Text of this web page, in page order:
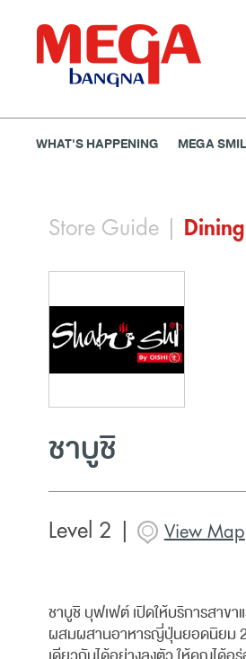
WHAT'S HAPPENING MEGA
ธนาคาร ร้านอาหาร เอ็
Store Guide| Dining
ชาบูชิ
Level 2 | View Map
ชาบูชิ บุฟเฟต์ เปิดให้บริการสาข
ผสมผสานอาหารญี่ปุ่นยอดนิยม 2